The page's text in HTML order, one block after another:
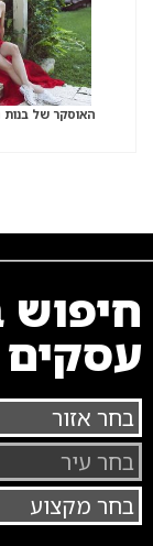
האוסקר של
חיפוש
עסקים